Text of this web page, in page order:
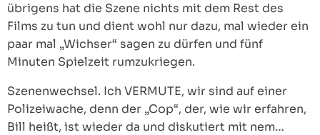
übrigens hat die Szene nichts mit dem Rest des
Films zu tun und dient wohl nur dazu, mal wieder ein
paar mal „Wichser“ sagen zu dürfen und fünf
Minuten Spielzeit rumzukriegen.
Szenenwechsel. Ich VERMUTE, wir sind auf einer
Polizeiwache, denn der „Cop“, der, wie wir erfahren,
Bill heißt, ist wieder da und diskutiert mit nem…